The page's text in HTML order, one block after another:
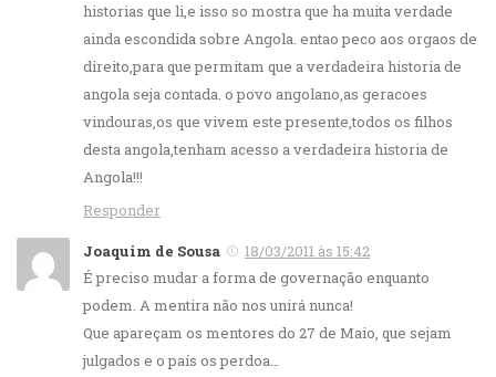
historias que li,e isso so mostra que ha muita verdade
ainda escondida sobre Angola. entao peco aos orgaos de
direito,para que permitam que a verdadeira historia de
angola seja contada. o povo angolano,as geracoes
vindouras,os que vivem este presente,todos os filhos
desta angola,tenham acesso a verdadeira historia de
Angola!!!
Responder
Joaquim de Sousa
18/03/2011 às 15:42
É preciso mudar a forma de governação enquanto
podem. A mentira não nos unirá nunca!
Que apareçam os mentores do 27 de Maio, que sejam
julgados e o país os perdoa…